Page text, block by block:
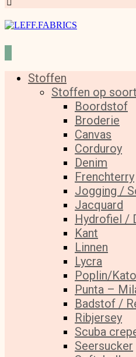
Stoffen
Stoffen op soort
Boordstof
Broderie
Canvas
Corduroy
Denim
Frenchterry
Jogging /
Jacquard
Hydrofiel /
Kant
Linnen
Lycra
Poplin/
Punta –
Badstof /
Ribjersey
Scuba
Seersucker